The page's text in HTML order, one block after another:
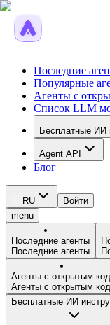
Последние
Популярные
Агенты с
Список LLM
Бесплатные ИИ
Agent API
Блог
RU
Войти
menu
Последние агенты
Последние агенты
Агенты с открытым
Агенты с открытым
Бесплатные ИИ